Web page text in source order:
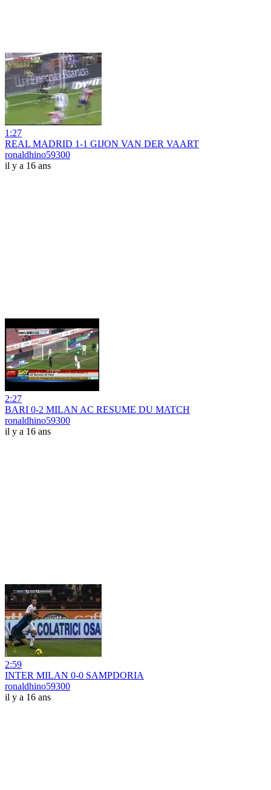
1:27
REAL MADRID 1-1 GIJON VAN DER VAART
ronaldhino59300
il y a 16 ans
2:27
BARI 0-2 MILAN AC RESUME DU MATCH
ronaldhino59300
il y a 16 ans
2:59
INTER MILAN 0-0 SAMPDORIA
ronaldhino59300
il y a 16 ans